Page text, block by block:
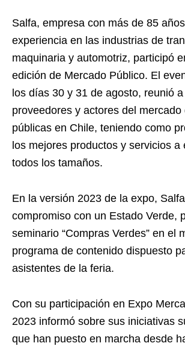
Salfa, empresa con más de 85
experiencia en las industrias de
maquinaria y automotriz, participó
edición de Mercado Público. El
los días 30 y 31 de agosto, reunió
proveedores y actores del mercado
públicas en Chile, teniendo como
los mejores productos y servicios a
todos los tamaños.
En la versión 2023 de la expo,
compromiso con un Estado Verde,
seminario “Compras Verdes” en el
programa de contenido dispuesto
asistentes de la feria.
Con su participación en Expo
2023 informó sobre sus iniciativas
que han puesto en marcha desde